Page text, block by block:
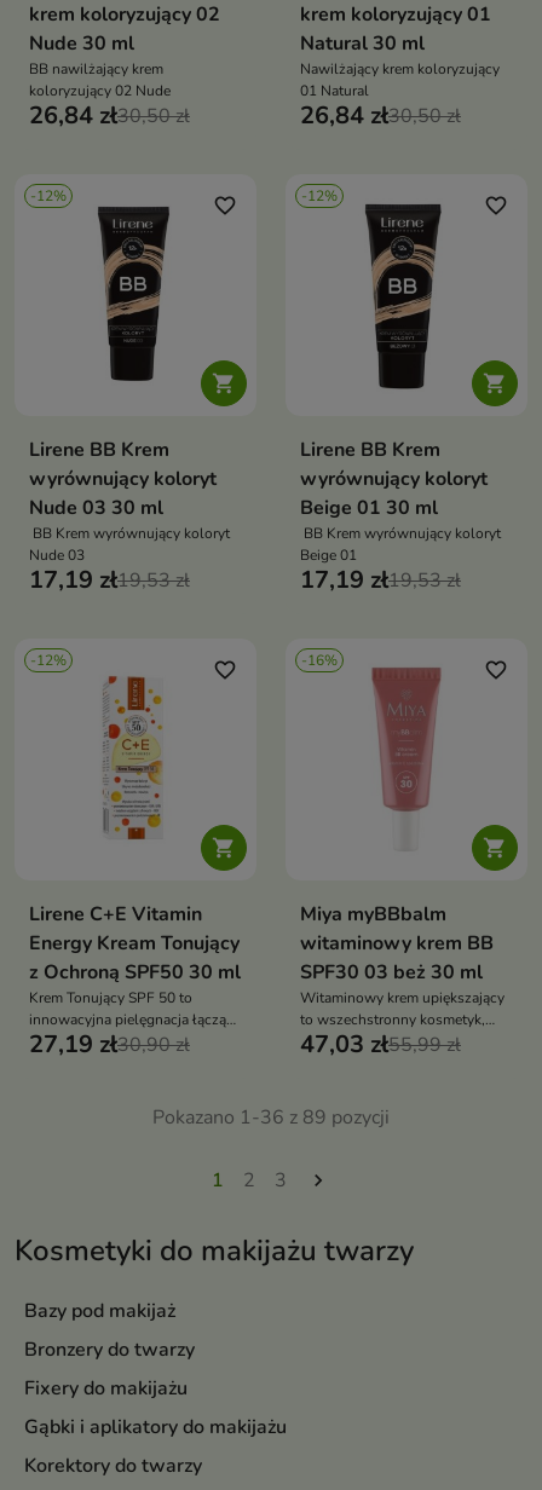
Kosmetyki do makijażu twarzy
Bazy pod makijaż
Bronzery do twarzy
Fixery do makijażu
Gąbki i aplikatory do makijażu
Korektory do twarzy
krem koloryzujący 02
Nude 30 ml
BB nawilżający krem
koloryzujący 02 Nude
26,84 zł30,50 zł
krem koloryzujący 01
Natural 30 ml
Nawilżający krem koloryzujący
01 Natural
26,84 zł30,50 zł
-12%

favorite_border
Lirene BB Krem
wyrównujący koloryt
Nude 03 30 ml
BB Krem wyrównujący koloryt
Nude 03
17,19 zł19,53 zł
-12%

favorite_border
Lirene BB Krem
wyrównujący koloryt
Beige 01 30 ml
BB Krem wyrównujący koloryt
Beige 01
17,19 zł19,53 zł
-12%

favorite_border
Lirene C+E Vitamin
Energy Kream Tonujący
z Ochroną SPF50 30 ml
Krem Tonujący SPF 50 to
innowacyjna pielęgnacja łącząca
wysoką ochronę
27,19 zł30,90 zł
-16%

favorite_border
Miya myBBbalm
witaminowy krem BB
SPF30 03 beż 30 ml
Witaminowy krem upiększający
to wszechstronny kosmetyk,
który nie tylko wyrównuje
47,03 zł55,99 zł
Pokazano 1-36 z 89 pozycji
1 2 3 